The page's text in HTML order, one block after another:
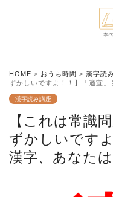
HOME > おうち時間 > 漢字読
ずかしいですよ！！】「適宜」
漢字読み講座
【これは常識
ずかしいです
漢字、あなた